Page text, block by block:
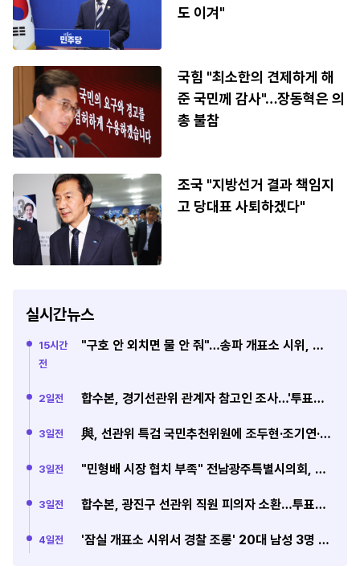
도 이겨"
국힘 "최소한의 견제하게 해
준 국민께 감사"…장동혁은 의
총 불참
조국 "지방선거 결과 책임지
고 당대표 사퇴하겠다"
실시간뉴스
15시간
전
"구호 안 외치면 물 안 줘"…송파 개표소 시위, 폭
2일전
합수본, 경기선관위 관계자 참고인 조사…'투표율
3일전
與, 선관위 특검 국민추천위원에 조두현·조기연·하
3일전
"민형배 시장 협치 부족" 전남광주특별시의회, 비
3일전
합수본, 광진구 선관위 직원 피의자 소환…투표지
4일전
'잠실 개표소 시위서 경찰 조롱' 20대 남성 3명 재